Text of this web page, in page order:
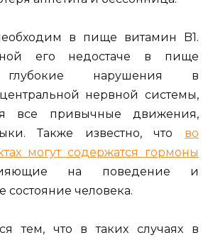
в пище витамин B1.
его недостаче в пище
глубокие нарушения в
нервной системы,
все привычные движения,
Также известно, что во
могут содержатся гормоны
на поведение и
состояние человека.
тем, что в таких случаях в